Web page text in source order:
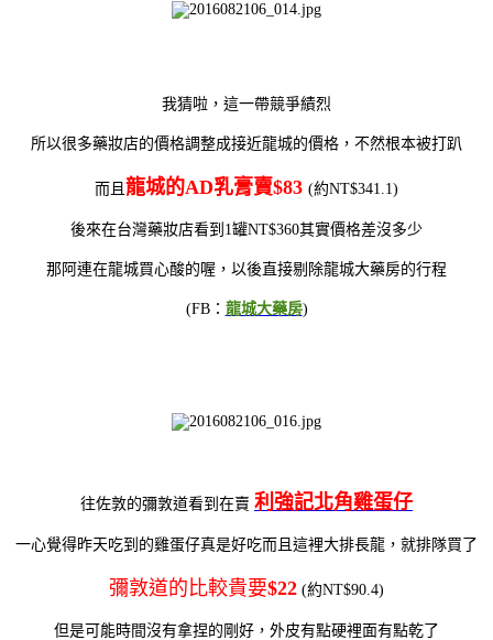
我猜啦，這一帶競爭績烈
所以很多藥妝店的價格調整成接近龍城的價格，不然根本被打趴
而且 龍城的AD乳膏賣$83 (約NT$341.1)
後來在台灣藥妝店看到1罐NT$360其實價格差沒多少
那阿連在龍城買心酸的喔，以後直接剔除龍城大藥房的行程
(FB： 龍城大藥房)
往佐敦的彌敦道看到在賣 利強記北角雞蛋仔
一心覺得昨天吃到的雞蛋仔真是好吃而且這裡大排長龍，就排隊買了
彌敦道的比較貴要$22 (約NT$90.4)
但是可能時間沒有拿捏的剛好，外皮有點硬裡面有點乾了